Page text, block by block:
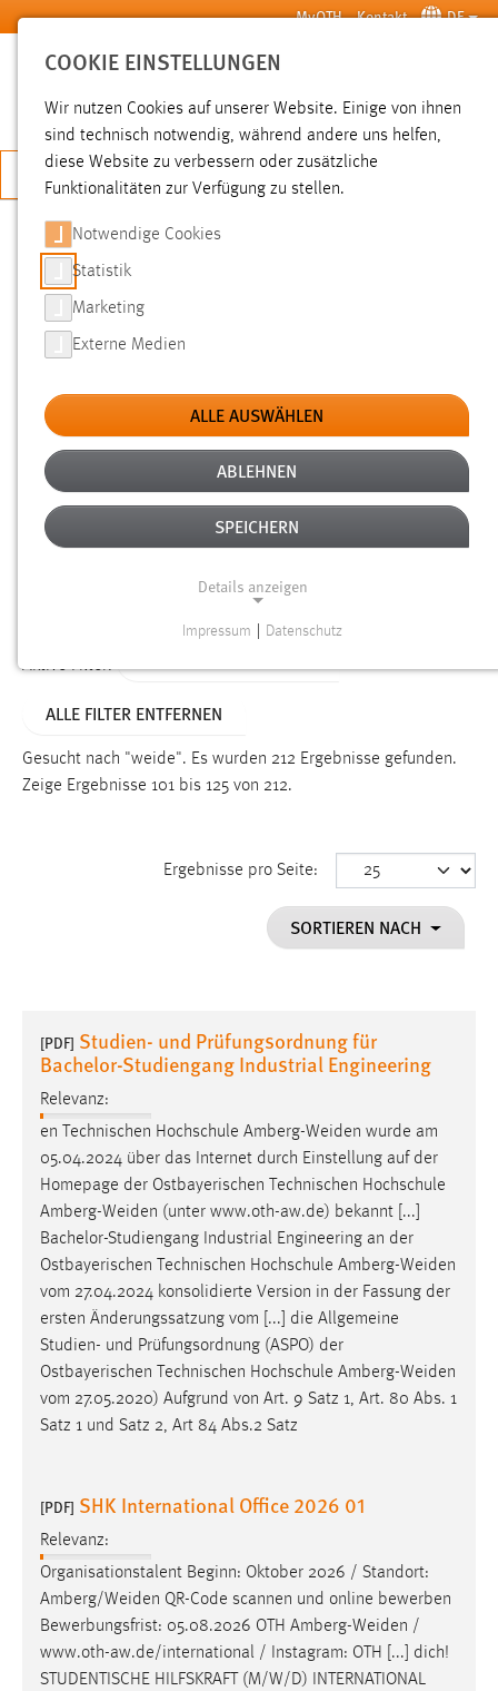
Zum Hauptinhalt springen MyOTH Kontakt DE
SUCHE
JETZT BEWERBEN
SUCHE
FILTER
Typ
Erstellungsdatum
Alter
Aktive Filter:
ALLE FILTER ENTFERNEN
Gesucht nach "weide". Es wurden 212 Ergebnisse gefunden.
Zeige Ergebnisse 101 bis 125 von 212.
Ergebnisse pro Seite:
SORTIEREN NACH
[PDF] Studien- und Prüfungsordnung für
Bachelor-Studiengang Industrial Engineering
Relevanz:
en Technischen Hochschule Amberg-Weiden wurde am
05.04.2024 über das Internet durch Einstellung auf der
Homepage der Ostbayerischen Technischen Hochschule
Amberg-Weiden (unter www.oth-aw.de) bekannt [...]
Bachelor-Studiengang Industrial Engineering an der
Ostbayerischen Technischen Hochschule Amberg-Weiden
vom 27.04.2024 konsolidierte Version in der Fassung der
ersten Änderungssatzung vom [...] die Allgemeine
Studien- und Prüfungsordnung (ASPO) der
Ostbayerischen Technischen Hochschule Amberg-Weiden
vom 27.05.2020) Aufgrund von Art. 9 Satz 1, Art. 80 Abs. 1
Satz 1 und Satz 2, Art 84 Abs.2 Satz
[PDF] SHK International Office 2026 01
Relevanz:
Organisationstalent Beginn: Oktober 2026 / Standort:
Amberg/Weiden QR-Code scannen und online bewerben
Bewerbungsfrist: 05.08.2026 OTH Amberg-Weiden /
www.oth-aw.de/international / Instagram: OTH [...] dich!
STUDENTISCHE HILFSKRAFT (M/W/D) INTERNATIONAL
COOKIE EINSTELLUNGEN
Wir nutzen Cookies auf unserer Website. Einige von ihnen
sind technisch notwendig, während andere uns helfen,
diese Website zu verbessern oder zusätzliche
Funktionalitäten zur Verfügung zu stellen.
Notwendige Cookies
Statistik
Marketing
Externe Medien
ALLE AUSWÄHLEN
ABLEHNEN
SPEICHERN
Details anzeigen
Funktionen und sind für die einwandfreie Funktion der
Einverständnis
cookie_consent
Dieser Cookie speichert die ausgewählten Einverständnis-
Name:
staticfilecache
Zweck:
Für performante Seitenauslieferung wird in diesem Cookie
gespeichert, ob man eingeloggt ist.
Sprachpräferenz
Name:
site-language-preference
Zweck:
Das Cookie speichert die gewählte Sprache der Website.
30 Tage
Chat
Name:
MibewSessionID, MIBEW_UserID, mibew_locale, mibew-
chat-frame-style-5e9dbeb1811c0446
Impressum Datenschutz